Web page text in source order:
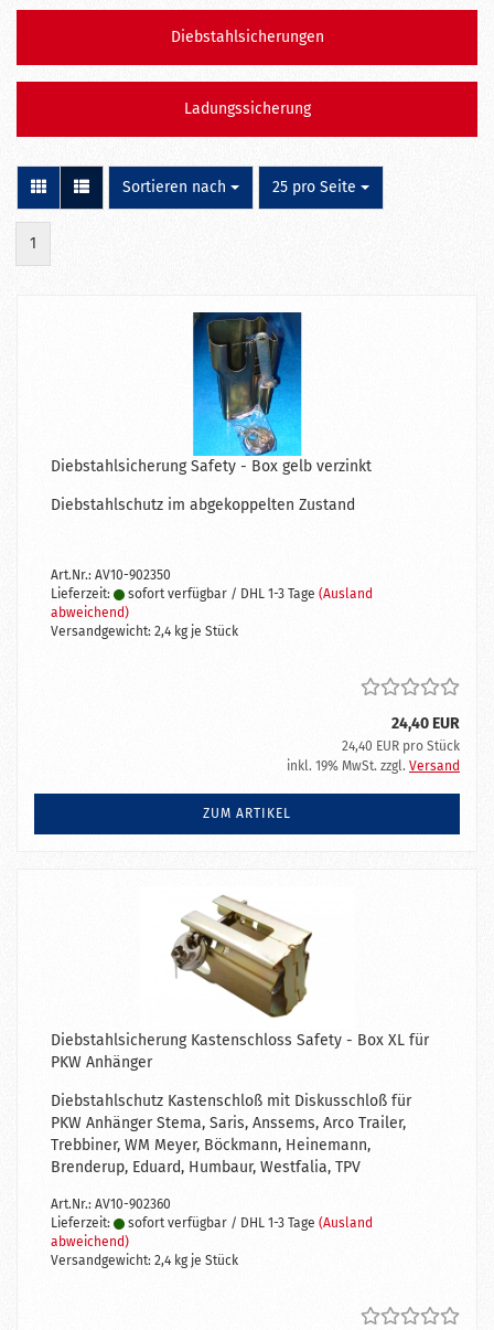
Diebstahlsicherungen
Ladungssicherung
Sortieren nach
Sortieren nach 25 pro Seite
pro Seite
1
Diebstahlsicherung Safety - Box gelb verzinkt
Diebstahlschutz im abgekoppelten Zustand
Art.Nr.: AV10-902350
Lieferzeit:
sofort verfügbar / DHL 1-3 Tage (Ausland
abweichend)
Versandgewicht: 2,4 kg je Stück
24,40 EUR
24,40 EUR pro Stück
inkl. 19% MwSt. zzgl. Versand
ZUM ARTIKEL
Diebstahlsicherung Kastenschloss Safety - Box XL für
PKW Anhänger
Diebstahlschutz Kastenschloß mit Diskusschloß für
PKW Anhänger Stema, Saris, Anssems, Arco Trailer,
Trebbiner, WM Meyer, Böckmann, Heinemann,
Brenderup, Eduard, Humbaur, Westfalia, TPV
Art.Nr.: AV10-902360
Lieferzeit:
sofort verfügbar / DHL 1-3 Tage (Ausland
abweichend)
Versandgewicht: 2,4 kg je Stück